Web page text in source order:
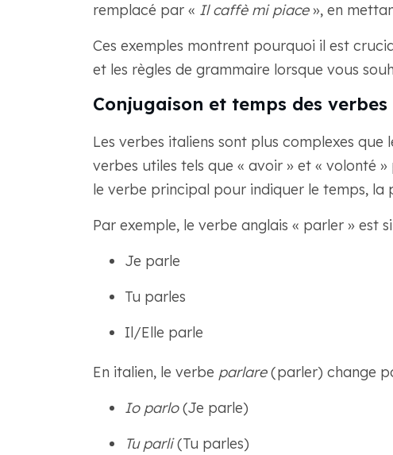
remplacé par « Il caffè mi piace», en
Ces exemples montrent pourquoi il est
et les règles de grammaire lorsque vous
Conjugaison et temps des
Les verbes italiens sont plus complexes que
verbes utiles tels que « avoir » et « volonté
le verbe principal pour indiquer le temps, la
Par exemple, le verbe anglais « parler » est
Je parle
Tu parles
Il/Elle parle
En italien, le verbe parlare(parler) change
Io parlo(Je parle)
Tu parli(Tu parles)